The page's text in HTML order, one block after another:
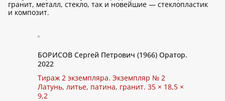
гранит, металл, стекло, так и новейшие — стеклопластик
и композит.
БОРИСОВ Сергей Петрович (1966) Оратор.
2022
Тираж 2 экземпляра. Экземпляр № 2
Латунь, литье, патина, гранит. 35 × 18,5 ×
9,2